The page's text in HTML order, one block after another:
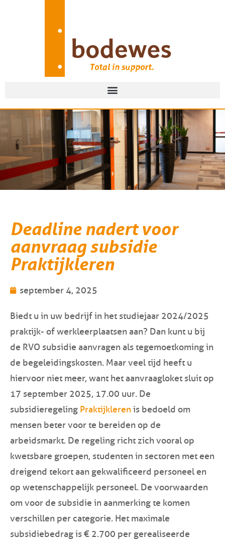
Deadline nadert voor
aanvraag subsidie
Praktijkleren
september 4, 2025
Biedt u in uw bedrijf in het studiejaar 2024/2025
praktijk- of werkleerplaatsen aan? Dan kunt u bij
de RVO subsidie aanvragen als tegemoetkoming in
de begeleidingskosten. Maar veel tijd heeft u
hiervoor niet meer, want het aanvraagloket sluit op
17 september 2025, 17.00 uur. De
subsidieregeling Praktijklerenis bedoeld om
mensen beter voor te bereiden op de
arbeidsmarkt. De regeling richt zich vooral op
kwetsbare groepen, studenten in sectoren met een
dreigend tekort aan gekwalificeerd personeel en
op wetenschappelijk personeel. De voorwaarden
om voor de subsidie in aanmerking te komen
verschillen per categorie. Het maximale
subsidiebedrag is € 2.700 per gerealiseerde